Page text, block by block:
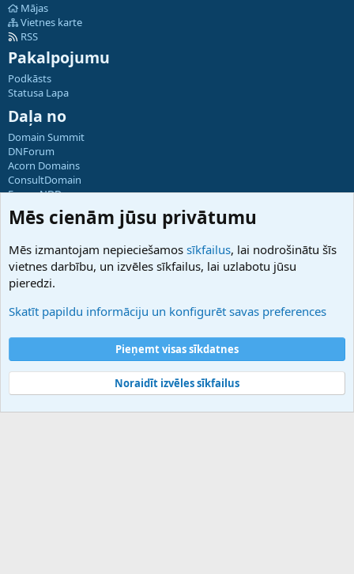
Mājas
Vietnes karte
RSS
Pakalpojumu
Podkāsts
Statusa Lapa
Daļa no
Domain Summit
DNForum
Acorn Domains
ConsultDomain
ForumNDD
Domainforum.ro
27.be
Hostmaria
Atbalsts
Palīdzība
Noteikumi un nosacījumi
Privātuma politika
Community platform by XenForo® © 2010-2025 XenForo Ltd.
Mēs cienām jūsu privātumu
Mēs izmantojam nepieciešamos sīkfailus, lai nodrošinātu šīs
vietnes darbību, un izvēles sīkfailus, lai uzlabotu jūsu
pieredzi.
Skatīt papildu informāciju un konfigurēt savas preferences
Pieņemt visas sīkdatnes
Noraidīt izvēles sīkfailus